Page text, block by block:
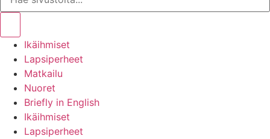
Ikäihmiset
Lapsiperheet
Matkailu
Nuoret
Briefly in English
Ikäihmiset
Lapsiperheet